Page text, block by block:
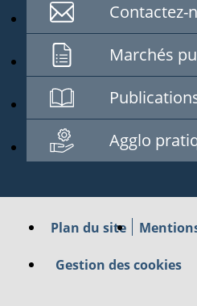
Contactez-
Marchés
Agglo
Plan du site
Gestion des cookies